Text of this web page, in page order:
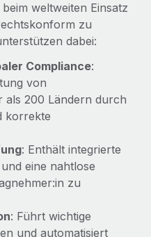
von
zwischen
für Contractor
hat das globale...
Integration mit
Management
Remote Unternehmen
die beste...
weltweiten Einsatz
zu
dabei:
Compliance:
von
als 200 Ländern durch
korrekte
: Enthält integrierte
eine nahtlose
zu
: Führt wichtige
und automatisiert